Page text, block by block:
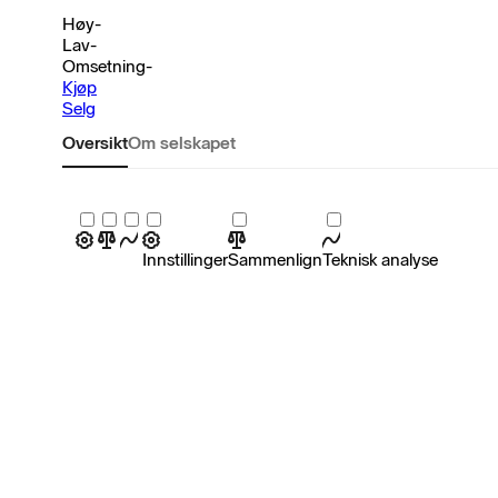
Høy-
Lav-
Omsetning-
Kjøp
Selg
OversiktOm selskapet
InnstillingerSammenlignTeknisk analyse